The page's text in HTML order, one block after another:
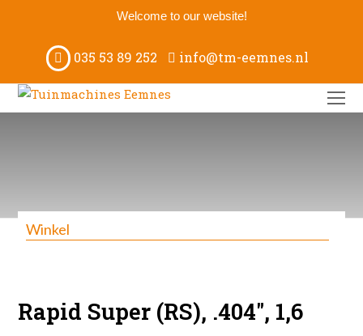
Welcome to our website!
035 53 89 252 info@tm-eemnes.nl
Winkel
Rapid Super (RS), .404″, 1,6